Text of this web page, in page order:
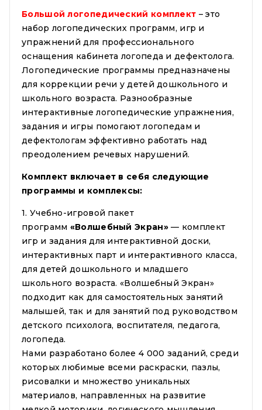
Большой логопедический комплект – это
набор логопедических программ, игр и
упражнений для профессионального
оснащения кабинета логопеда и дефектолога.
Логопедические программы предназначены
для коррекции речи у детей дошкольного и
школьного возраста. Разнообразные
интерактивные логопедические упражнения,
задания и игры помогают логопедам и
дефектологам эффективно работать над
преодолением речевых нарушений.
Комплект включает в себя следующие
программы и комплексы:
1. Учебно-игровой пакет
программ «Волшебный Экран»— комплект
игр и задания для интерактивной доски,
интерактивных парт и интерактивного класса,
для детей дошкольного и младшего
школьного возраста. «Волшебный Экран»
подходит как для самостоятельных занятий
малышей, так и для занятий под руководством
детского психолога, воспитателя, педагога,
логопеда.
Нами разработано более 4 000 заданий, среди
которых любимые всеми раскраски, пазлы,
рисовалки и множество уникальных
материалов, направленных на развитие